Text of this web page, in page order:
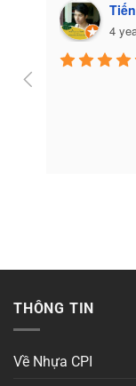
4
THÔNG TIN
Về Nhựa CPI